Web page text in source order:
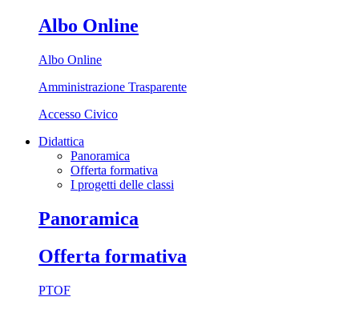
Albo Online
Albo Online
Amministrazione Trasparente
Accesso Civico
Didattica
Panoramica
Offerta formativa
I progetti delle classi
Panoramica
Offerta formativa
PTOF